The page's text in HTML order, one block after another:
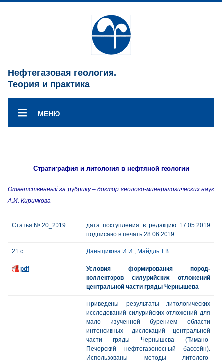
Нефтегазовая геология.
Теория и практика
МЕНЮ
Стратиграфия и литология в нефтяной геологии
Ответственный за рубрику – доктор геолого-минералогических наук
А.И. Киричкова
Статья № 20_2019
дата поступления в редакцию 17.05.2019
подписано в печать 28.06.2019
21 с. Даньщикова И.И., Майдль Т.В.
pdf
Условия формирования пород-
коллекторов силурийских отложений
центральной части гряды Чернышева
Приведены результаты литологических
исследований силурийских отложений для
мало изученной бурением области
интенсивных дислокаций центральной
части гряды Чернышева (Тимано-
Печорский нефтегазоносный бассейн).
Использованы методы литолого-